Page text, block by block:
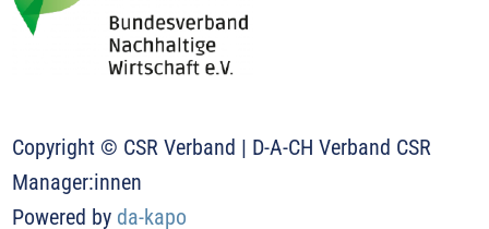
Copyright © CSR Verband | D-A-CH Verband CSR
Manager:innen
Powered by da-kapo